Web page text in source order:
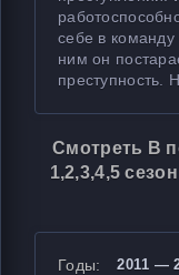
себе в
ним он
преступность.
Смотреть В
1,2,3,4,5
Годы: 2011 —